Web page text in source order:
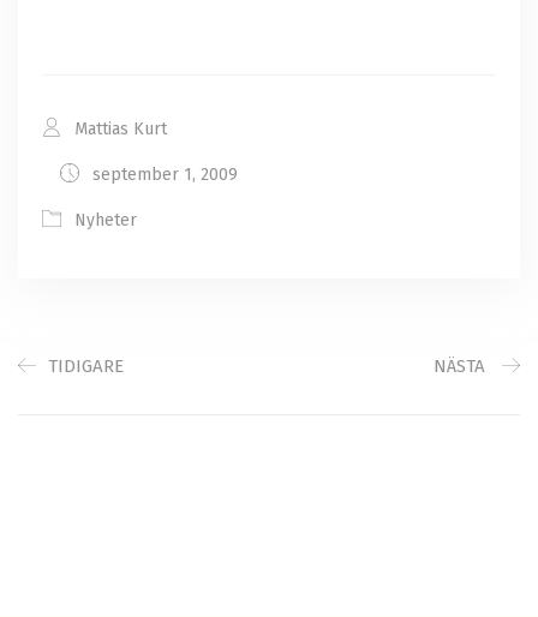
Mattias Kurt
september 1, 2009
Nyheter
TIDIGARE NÄSTA